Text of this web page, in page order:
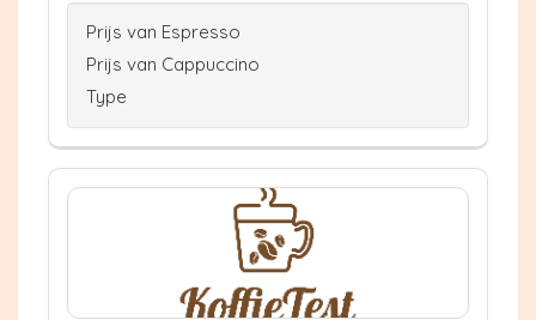
Prijs van Espresso
Prijs van Cappuccino
Type